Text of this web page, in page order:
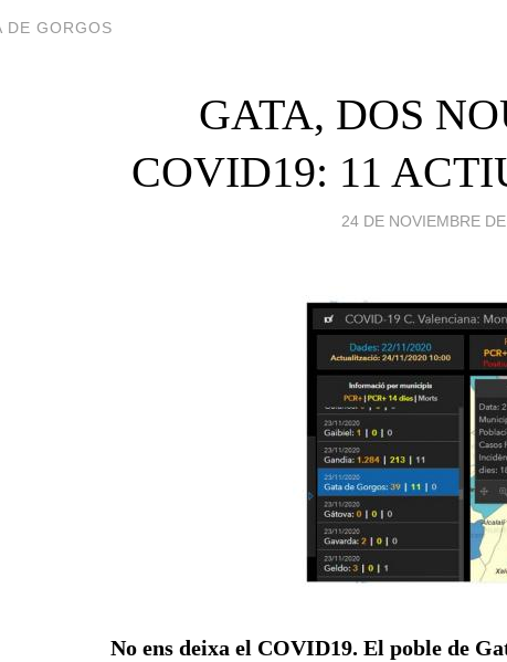
DE GORGOS
GATA, DOS
COVID19: 11
24 DE NOVIEMBRE
No ens deixa el COVID19. El poble de